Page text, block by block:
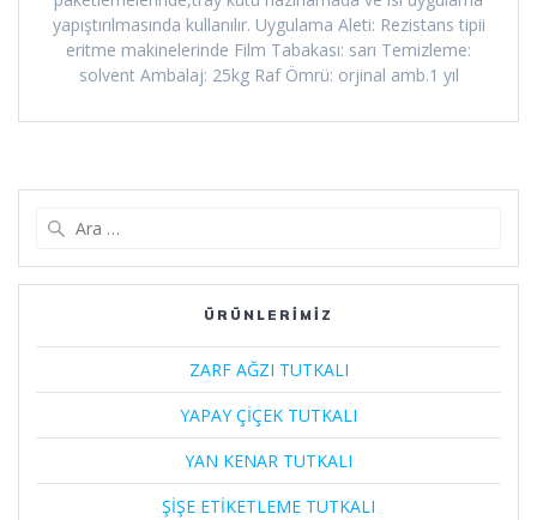
yapıştırılmasında kullanılır. Uygulama Aleti: Rezistans tipii
eritme makinelerinde Film Tabakası: sarı Temizleme:
solvent Ambalaj: 25kg Raf Ömrü: orjinal amb.1 yıl
ÜRÜNLERİMİZ
ZARF AĞZI TUTKALI
YAPAY ÇİÇEK TUTKALI
YAN KENAR TUTKALI
ŞİŞE ETİKETLEME TUTKALI